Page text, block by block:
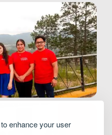
enhance your user